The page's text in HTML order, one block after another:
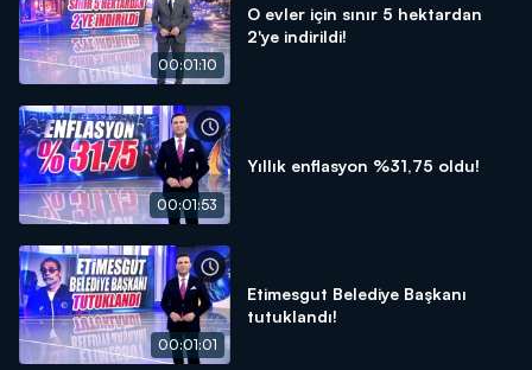
00:01:10
O evler için sınır 5 hektardan
2'ye indirildi!
00:01:53
Yıllık enflasyon %31,75 oldu!
00:01:01
Etimesgut Belediye Başkanı
tutuklandı!